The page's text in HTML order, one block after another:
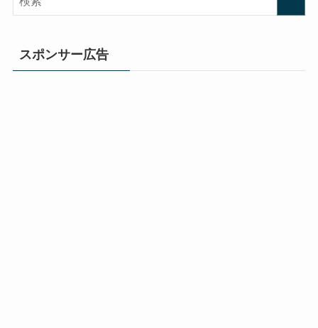
スポンサー広告